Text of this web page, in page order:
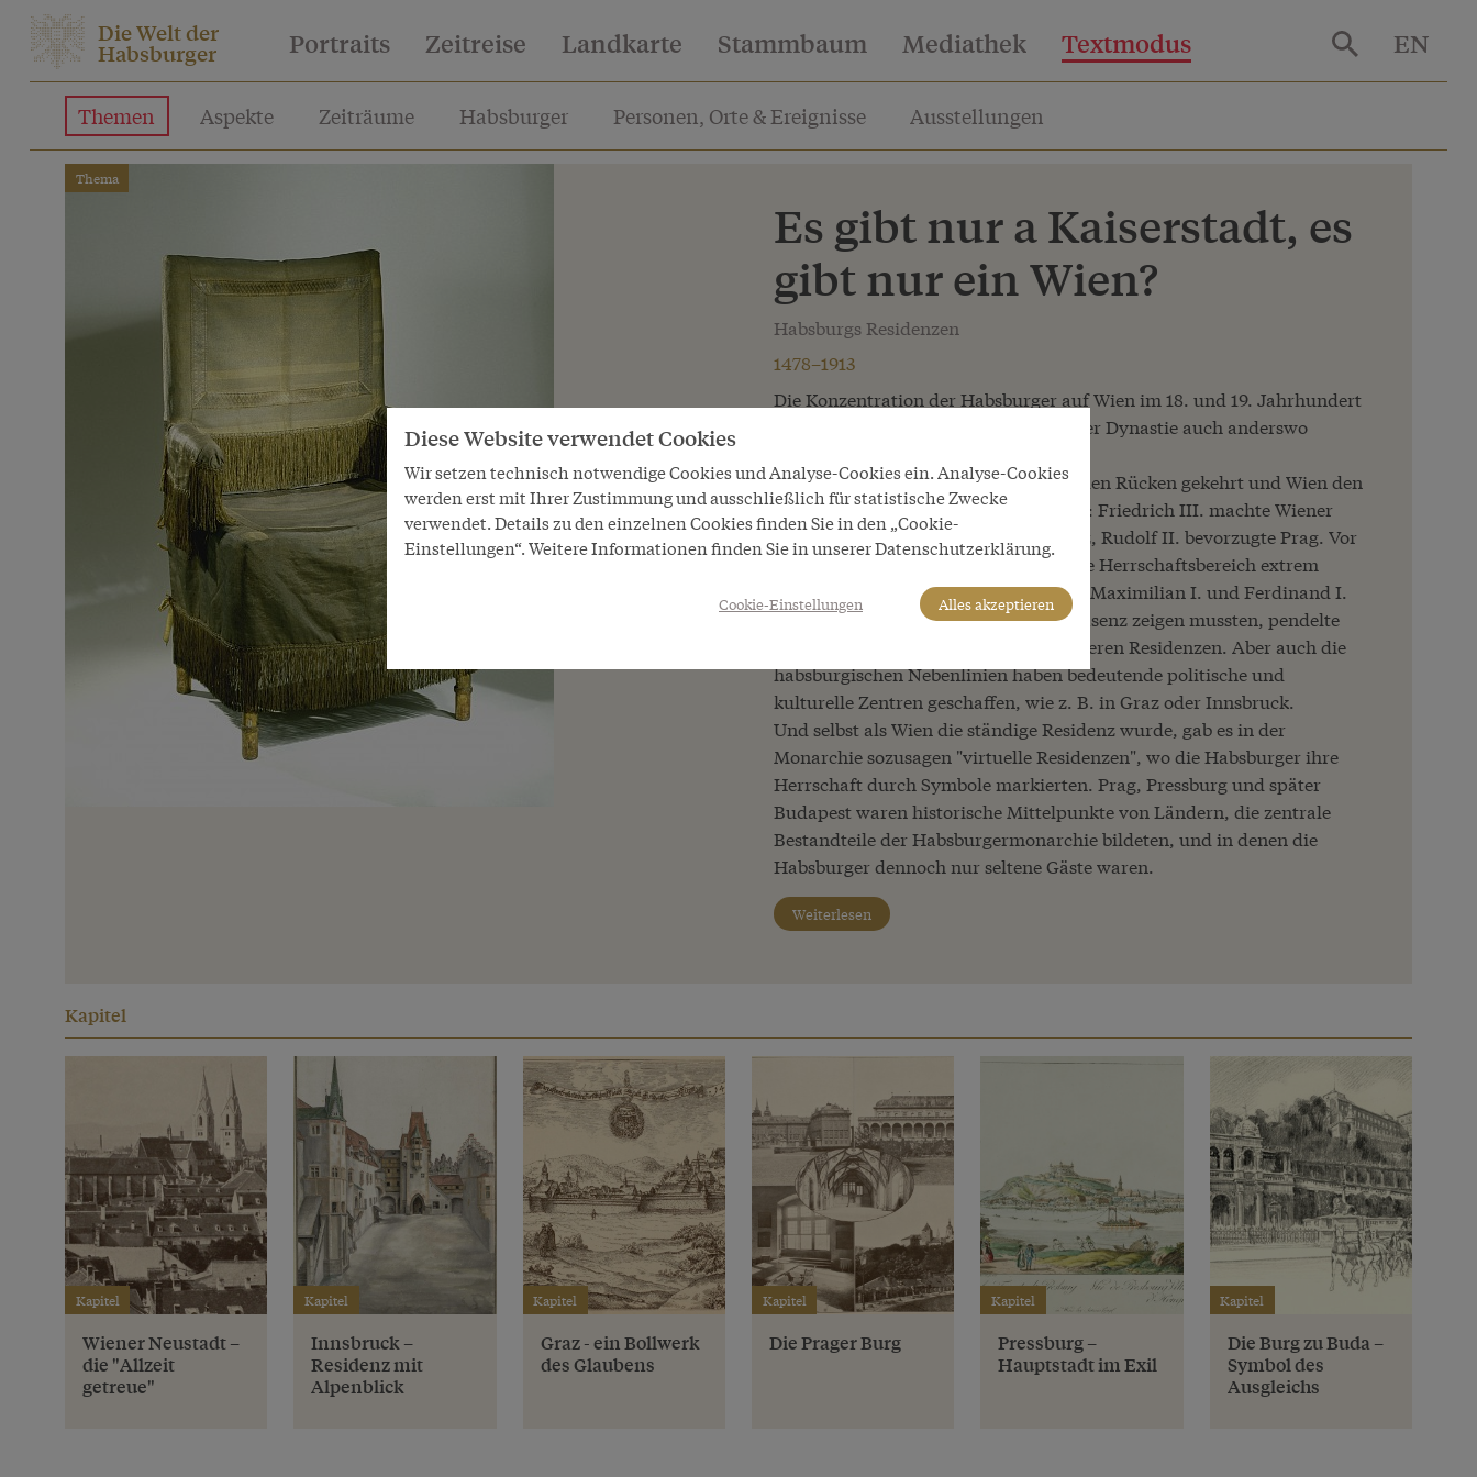
Die Welt der
Habsburger Portraits Zeitreise Landkarte Stammbaum Mediathek Textmodus EN
Themen Aspekte Zeiträume Habsburger Personen, Orte & Ereignisse Ausstellungen
Thema
Es gibt nur a Kaiserstadt, es
gibt nur ein Wien?
Habsburgs Residenzen
1478–1913
Die Konzentration der Habsburger auf Wien im 18. und 19. Jahrhundert
lässt oft vergessen, dass Angehörige der Dynastie auch anderswo
Manche Habsburger haben der Stadt den Rücken gekehrt und Wien den
Status einer Residenzstadt genommen: Friedrich III. machte Wiener
Neustadt zu seiner offiziellen Residenz, Rudolf II. bevorzugte Prag. Vor
allem nach 1500, als der habsburgische Herrschaftsbereich extrem
ausgeweitet wurde und Herrscher wie Maximilian I. und Ferdinand I.
in den neu erworbenen Territorien Präsenz zeigen mussten, pendelte
der habsburgische Hof zwischen mehreren Residenzen. Aber auch die
habsburgischen Nebenlinien haben bedeutende politische und
kulturelle Zentren geschaffen, wie z. B. in Graz oder Innsbruck.
Und selbst als Wien die ständige Residenz wurde, gab es in der
Monarchie sozusagen "virtuelle Residenzen", wo die Habsburger ihre
Herrschaft durch Symbole markierten. Prag, Pressburg und später
Budapest waren historische Mittelpunkte von Ländern, die zentrale
Bestandteile der Habsburgermonarchie bildeten, und in denen die
Habsburger dennoch nur seltene Gäste waren.
Weiterlesen
Kapitel
Kapitel
Wiener Neustadt –
die "Allzeit
getreue"
Kapitel
Innsbruck –
Residenz mit
Alpenblick
Kapitel
Graz - ein Bollwerk
des Glaubens
Kapitel
Die Prager Burg
Kapitel
Pressburg –
Hauptstadt im Exil
Kapitel
Die Burg zu Buda –
Symbol des
Ausgleichs
Diese Website verwendet Cookies
Wir setzen technisch notwendige Cookies und Analyse-Cookies ein. Analyse-Cookies
werden erst mit Ihrer Zustimmung und ausschließlich für statistische Zwecke
verwendet. Details zu den einzelnen Cookies finden Sie in den „Cookie-
Einstellungen“. Weitere Informationen finden Sie in unserer Datenschutzerklärung.
Cookie-Einstellungen Alles akzeptieren